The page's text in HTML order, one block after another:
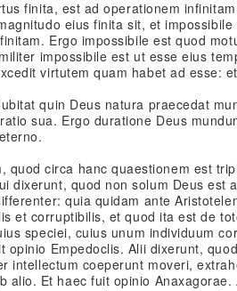
finita, est ad operationem
eius finita sit, et
Ergo impossibile est quod
impossibile est ut esse eius
virtutem quam habet ad esse:
quin Deus natura praecedat
sua. Ergo duratione Deus
quod circa hanc quaestionem est
dixerunt, quod non solum Deus est
quia quidam ante
et corruptibilis, et quod ita est de
speciei, cuius unum individuum
opinio Empedoclis. Alii dixerunt,
intellectum coeperunt moveri,
alio. Et haec fuit opinio